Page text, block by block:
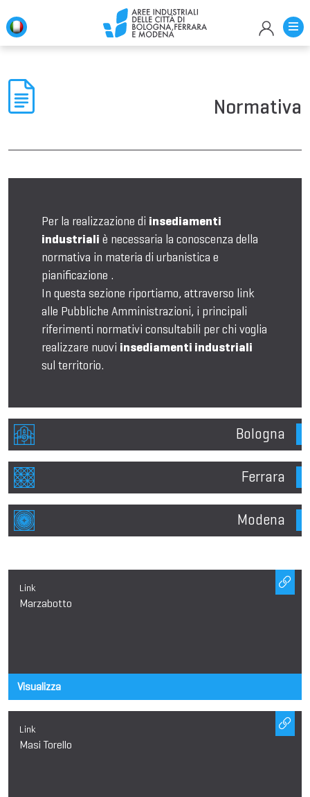
Normativa
Per la realizzazione di insediamenti
industriali è necessaria la conoscenza della
normativa in materia di urbanistica e
pianificazione .
In questa sezione riportiamo, attraverso link
alle Pubbliche Amministrazioni, i principali
riferimenti normativi consultabili per chi voglia
realizzare nuovi insediamenti industriali
sul territorio.
Bologna
Ferrara
Modena
Link
Marzabotto
Visualizza
Link
Masi Torello